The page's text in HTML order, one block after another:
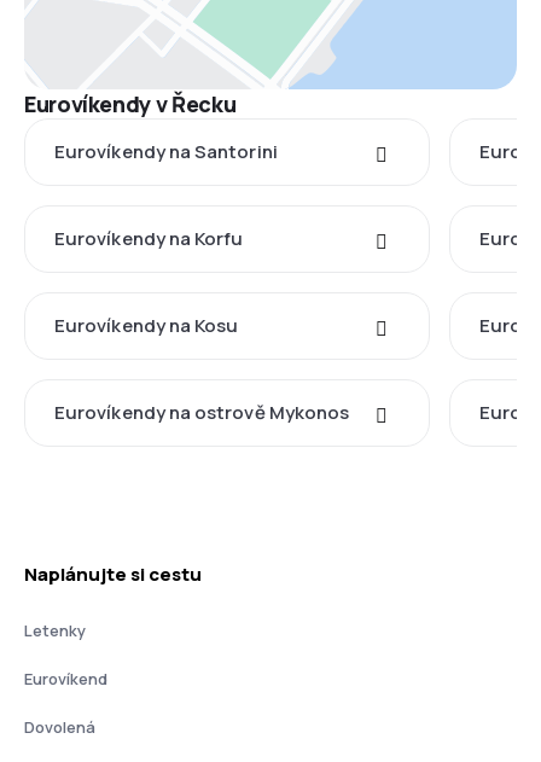
Eurovíkendy v Řecku
Eurovíkendy na Santorini
Eurovíkendy na Korfu
Eurovíkendy na Kosu
Eurovíkendy na ostrově Mykonos
Naplánujte si cestu
Letenky
Eurovíkend
Dovolená